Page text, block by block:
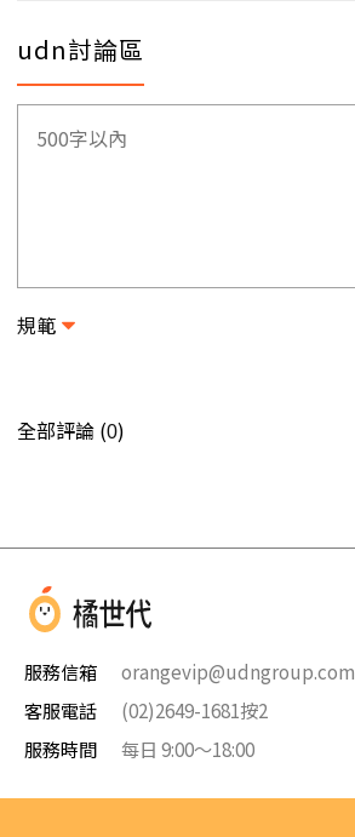
udn討論區
規範
全部評論 (0)
服務信箱
orangevip@udngroup.com
客服電話
(02)2649-1681按2
服務時間
每日 9:00～18:00